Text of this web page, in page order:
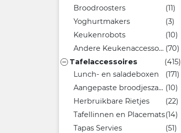
Broodroosters
(11)
Yoghurtmakers
(3)
Keukenrobots
(10)
Andere Keukenaccessoires (70)
 Tafelaccessoires
(415)
Lunch- en saladeboxen
(171)
Aangepaste broodjeszakken (10)
Herbruikbare Rietjes
(22)
Tafellinnen en Placemats(14)
Tapas Servies
(51)